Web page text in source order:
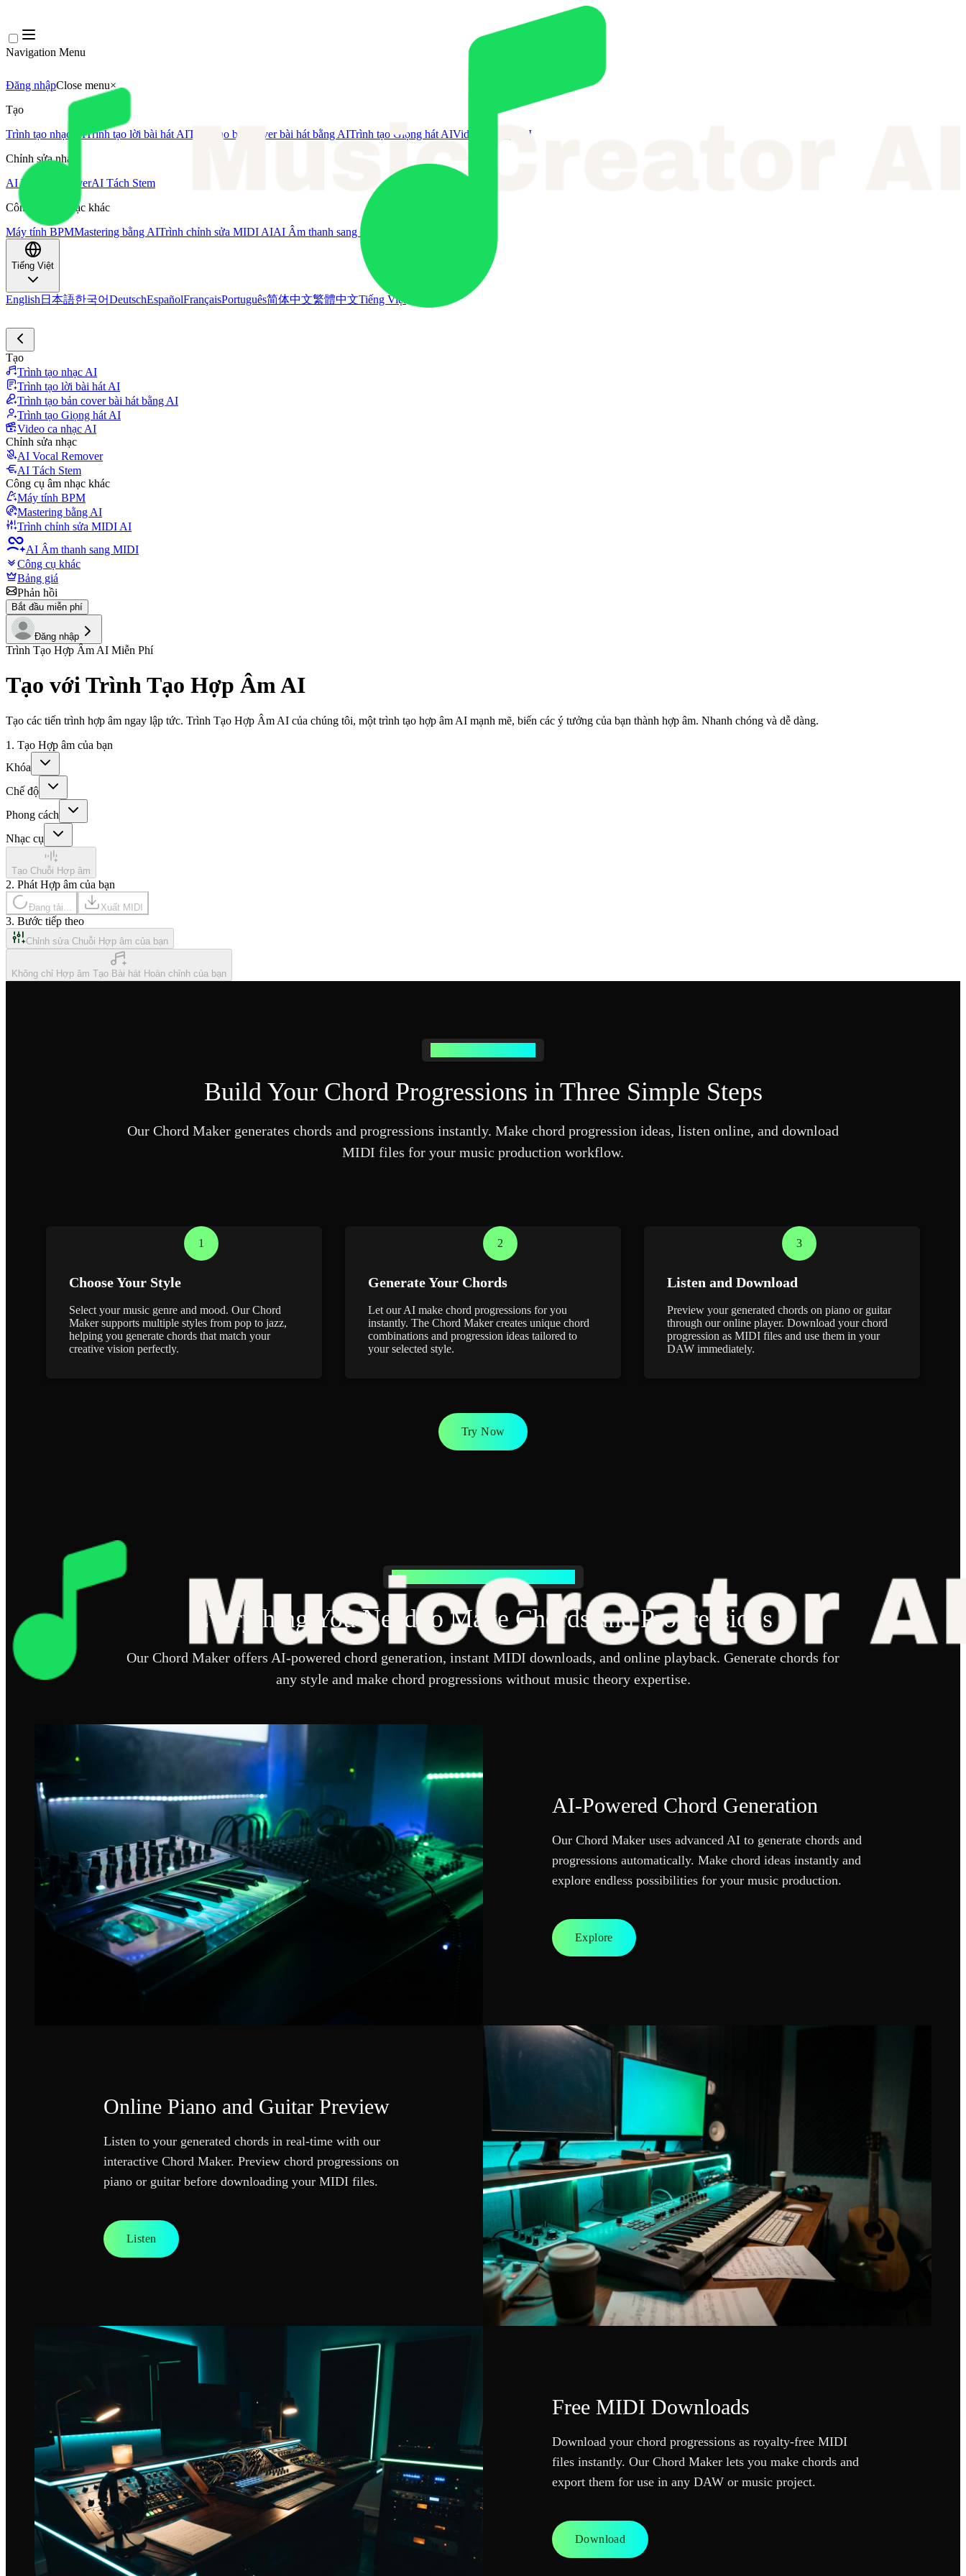
Navigation Menu
Đăng nhậpClose menu×
Tạo
Trình tạo nhạc AITrình tạo lời bài hát AITrình tạo bản cover bài hát bằng AITrình tạo Giọng hát AIVideo ca nhạc AI
Chỉnh sửa nhạc
AI Vocal RemoverAI Tách Stem
Công cụ âm nhạc khác
Máy tính BPMMastering bằng AITrình chỉnh sửa MIDI AIAI Âm thanh sang MIDI
Tiếng Việt
English 日本語한국어DeutschEspañolFrançaisPortuguês简体中文繁體中文Tiếng Việt
Tạo
Trình tạo nhạc AI
Trình tạo lời bài hát AI
Trình tạo bản cover bài hát bằng AI
Trình tạo Giọng hát AI
Video ca nhạc AI
Chỉnh sửa nhạc
AI Vocal Remover
AI Tách Stem
Công cụ âm nhạc khác
Máy tính BPM
Mastering bằng AI
Trình chỉnh sửa MIDI AI
AI Âm thanh sang MIDI
Công cụ khác
Bảng giá
Phản hồi
Bắt đầu miễn phí
Đăng nhập
Trình Tạo Hợp Âm AI Miễn Phí
Tạo với Trình Tạo Hợp Âm AI
Tạo các tiến trình hợp âm ngay lập tức. Trình Tạo Hợp Âm AI của chúng tôi, một trình tạo hợp âm AI mạnh mẽ, biến các ý tưởng của bạn thành hợp âm. Nhanh chóng và dễ dàng.
1. Tạo Hợp âm của bạn
Khóa
Chế độ
Phong cách
Nhạc cụ
Tạo Chuỗi Hợp âm
2. Phát Hợp âm của bạn
Đang tải... Xuất MIDI
3. Bước tiếp theo
Chỉnh sửa Chuỗi Hợp âm của bạn
Không chỉ Hợp âm Tạo Bài hát Hoàn chỉnh của bạn
Build Your Chord Progressions in Three Simple Steps
Our Chord Maker generates chords and progressions instantly. Make chord progression ideas, listen online, and download
MIDI files for your music production workflow.
1
Choose Your Style
Select your music genre and mood. Our Chord
Maker supports multiple styles from pop to jazz,
helping you generate chords that match your
creative vision perfectly.
2
Generate Your Chords
Let our AI make chord progressions for you
instantly. The Chord Maker creates unique chord
combinations and progression ideas tailored to
your selected style.
3
Listen and Download
Preview your generated chords on piano or guitar
through our online player. Download your chord
progression as MIDI files and use them in your
DAW immediately.
Try Now
POWERFUL CHORD MAKER FEATURES
Everything You Need to Make Chords and Progressions
Our Chord Maker offers AI-powered chord generation, instant MIDI downloads, and online playback. Generate chords for
any style and make chord progressions without music theory expertise.
AI-Powered Chord Generation
Our Chord Maker uses advanced AI to generate chords and
progressions automatically. Make chord ideas instantly and
explore endless possibilities for your music production.
Explore
Online Piano and Guitar Preview
Listen to your generated chords in real-time with our
interactive Chord Maker. Preview chord progressions on
piano or guitar before downloading your MIDI files.
Listen
Free MIDI Downloads
Download your chord progressions as royalty-free MIDI
files instantly. Our Chord Maker lets you make chords and
export them for use in any DAW or music project.
Download